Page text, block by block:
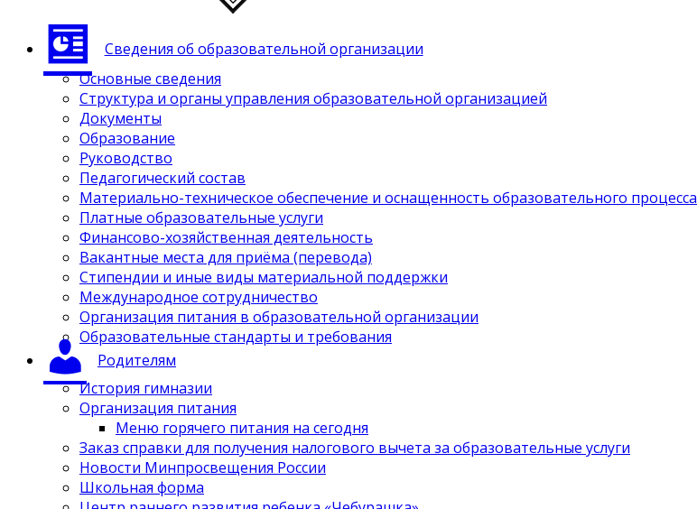
Сведения об образовательной организации
Основные сведения
Структура и органы управления образовательной организацией
Документы
Образование
Руководство
Педагогический состав
Материально-техническое обеспечение и оснащенность образовательного процесса
Платные образовательные услуги
Финансово-хозяйственная деятельность
Вакантные места для приёма (перевода)
Стипендии и иные виды материальной поддержки
Международное сотрудничество
Организация питания в образовательной организации
Образовательные стандарты и требования
Родителям
История гимназии
Организация питания
Меню горячего питания на сегодня
Заказ справки для получения налогового вычета за образовательные услуги
Новости Минпросвещения России
Школьная форма